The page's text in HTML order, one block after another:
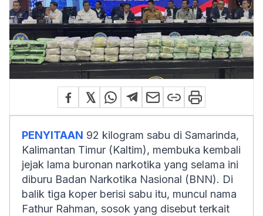
PENYITAAN 92 kilogram sabu di Samarinda,
Kalimantan Timur (Kaltim), membuka kembali
jejak lama buronan narkotika yang selama ini
diburu Badan Narkotika Nasional (BNN). Di
balik tiga koper berisi sabu itu, muncul nama
Fathur Rahman, sosok yang disebut terkait